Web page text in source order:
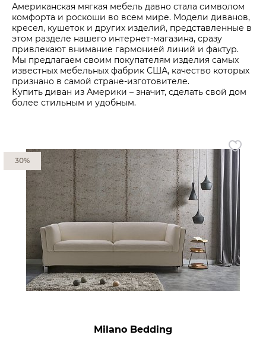
Бренды
Гостиная
Кухня
Спальня
Детская
Мебель
Кровати
Мягкая мебель
Диваны
Посуда
Аксессуары
Аксессуары для столовой
Свет
Как купить
Доставка
Оплата
Вопросы и ответы
Политика обработки
персональных данных
Реквизиты
3D Тур
Американская мягкая мебель давно стала символом
комфорта и роскоши во всем мире. Модели диванов,
кресел, кушеток и других изделий, представленные в
этом разделе нашего интернет-магазина, сразу
привлекают внимание гармонией линий и фактур.
Мы предлагаем своим покупателям изделия самых
известных мебельных фабрик США, качество которых
признано в самой стране-изготовителе.
Купить диван из Америки – значит, сделать свой дом
более стильным и удобным.
Milano Bedding
30%